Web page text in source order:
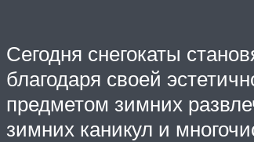
Сегодня снегокаты
благодаря своей
предметом зимних
зимних каникул и